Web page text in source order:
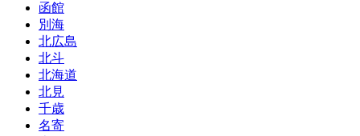
函館
別海
北広島
北斗
北海道
北見
千歳
名寄